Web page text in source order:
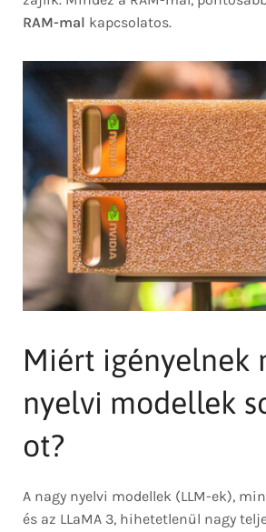
RAM-mal kapcsolatos.
Miért igényelnek
nyelvi modellek
ot?
A nagy nyelvi modellek (LLM-ek),
és az LLaMA 3, hihetetlenül nagy